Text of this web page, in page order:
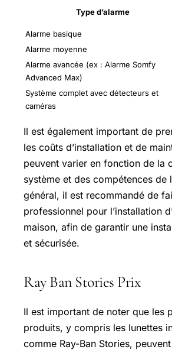
Type d’alarme
Alarme basique
Alarme moyenne
Alarme avancée (ex : Alarme Somfy
Advanced Max)
Système complet avec détecteurs et
caméras
Il est également important de
les coûts d’installation et de
peuvent varier en fonction de la
système et des compétences de
général, il est recommandé de
professionnel pour l’installation
maison, afin de garantir une
et sécurisée.
Ray Ban Stories Prix
Il est important de noter que les
produits, y compris les lunettes
comme Ray-Ban Stories,